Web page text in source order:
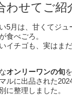
わせてご紹
5月は、甘くてジュ
食べごろ。
イチゴも、実はま
オンリーワンの旬
ルに出品された
に整理しました。